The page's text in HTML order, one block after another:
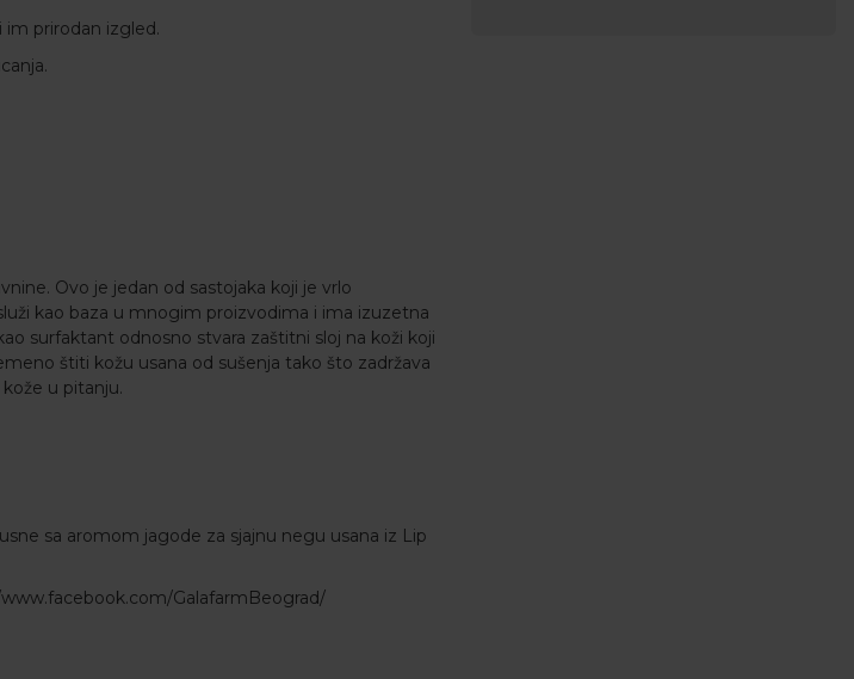
prirodan izgled.
Ovo je jedan od sastojaka koji je vrlo
kao baza u mnogim proizvodima i ima izuzetna
surfaktant odnosno stvara zaštitni sloj na koži koji
štiti kožu usana od sušenja tako što zadržava
u pitanju.
sa aromom jagode za sjajnu negu usana iz Lip
GalafarmBeograd/